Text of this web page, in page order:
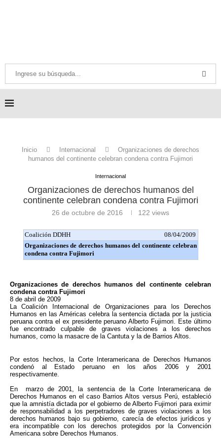
Inicio Internacional
Organizaciones de derechos
humanos del continente celebran condena contra Fujimori
Internacional
Organizaciones de derechos humanos del
continente celebran condena contra Fujimori
26 de octubre de 2016 122 views
Coalición DDHH
08/04/2009
Organizaciones de derechos humanos del continente celebran
condena contra Fujimori
Organizaciones de derechos humanos del continente celebran
condena contra Fujimori
8 de abril de 2009
La Coalición Internacional de Organizaciones para los Derechos
Humanos en las Américas celebra la sentencia dictada por la justicia
peruana contra el ex presidente peruano Alberto Fujimori. Este último
fue encontrado culpable de graves violaciones a los derechos
humanos, como la masacre de la Cantuta y la de Barrios Altos.
Por estos hechos, la Corte Interamericana de Derechos Humanos
condenó al Estado peruano en los años 2006 y 2001
respectivamente.
En marzo de 2001, la sentencia de la Corte Interamericana de
Derechos Humanos en el caso Barrios Altos versus Perú, estableció
que la amnistía dictada por el gobierno de Alberto Fujimori para eximir
de responsabilidad a los perpetradores de graves violaciones a los
derechos humanos bajo su gobierno, carecía de efectos jurídicos y
era incompatible con los derechos protegidos por la Convención
Americana sobre Derechos Humanos.